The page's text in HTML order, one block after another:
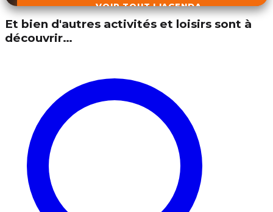
VOIR TOUT L'AGENDA
Et bien d'autres activités et loisirs sont à
découvrir…